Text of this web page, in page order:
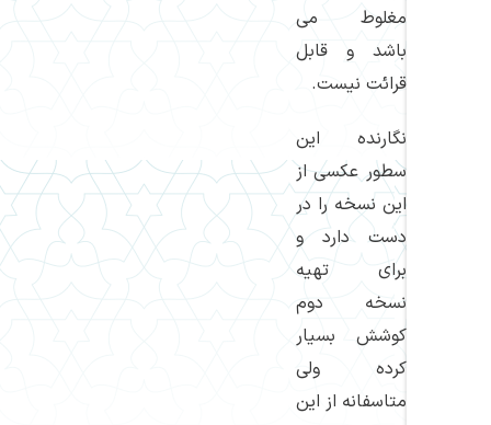
مغلوط می
باشد و قابل
قرائت نیست.
نگارنده این
سطور عكسی از
این نسخه را در
دست دارد و
برای تهیه
نسخه دوم
كوشش بسیار
كرده ولی
متاسفانه از این